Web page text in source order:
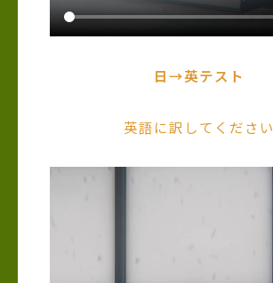
日→英テスト
英語に訳してください